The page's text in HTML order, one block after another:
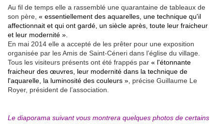
Au fil de temps elle a rassemblé une quarantaine de tableaux de
son père, « essentiellement des aquarelles, une technique qu'il
affectionnait et qui ont gardé, un siècle après, toute leur fraicheur
et leur modernité ».
En mai 2014 elle a accepté de les prêter pour une exposition
organisée par les Amis de Saint-Céneri dans l’église du village.
Tous les visiteurs présents ont été frappés par « l'étonnante
fraicheur des œuvres, leur modernité dans la technique de
l'aquarelle, la luminosité des couleurs » , précise Guillaume Le
Royer, président de l’association.
Le diaporama suivant vous montrera quelques photos de certains